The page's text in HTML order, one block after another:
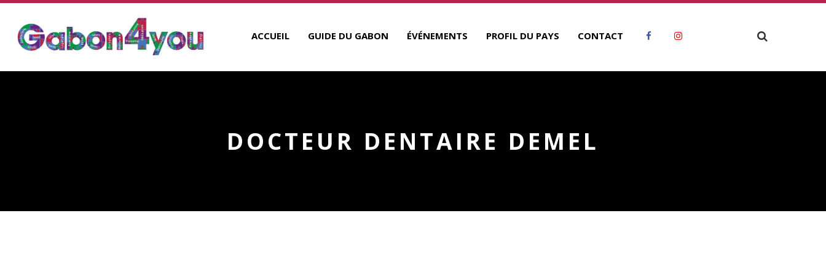
ACCUEIL GUIDE DU GABON ÉVÉNEMENTS PROFIL DU PAYS CONTACT
DOCTEUR DENTAIRE DEMEL